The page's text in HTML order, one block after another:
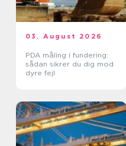
03. August 2026
PDA måling i fundering:
sådan sikrer du dig mod
dyre fejl